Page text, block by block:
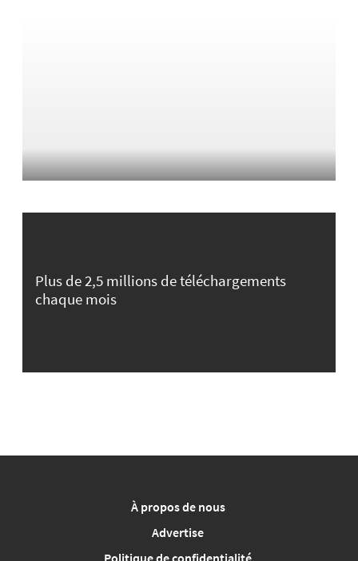
Plus de 2,5 millions de téléchargements
chaque mois
À propos de nous
Advertise
Politique de confidentialité